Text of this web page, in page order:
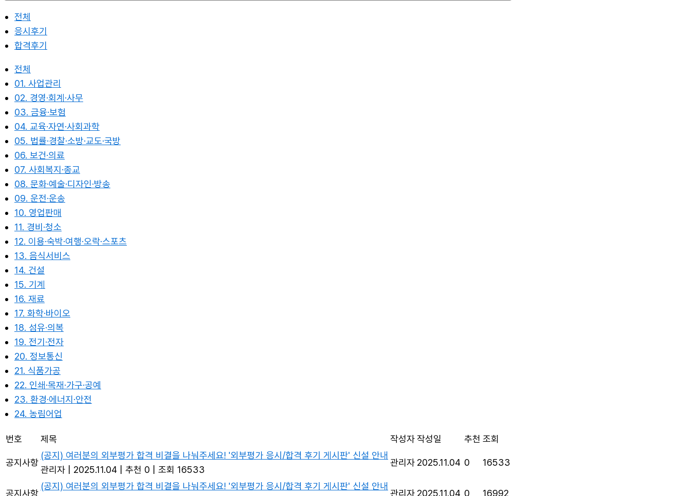
전체
응시후기
합격후기
전체
01. 사업관리
02. 경영·회계·사무
03. 금융·보험
04. 교육·자연·사회과학
05. 법률·경찰·소방·교도·국방
06. 보건·의료
07. 사회복지·종교
08. 문화·예술·디자인·방송
09. 운전·운송
10. 영업판매
11. 경비·청소
12. 이용·숙박·여행·오락·스포츠
13. 음식서비스
14. 건설
15. 기계
16. 재료
17. 화학·바이오
18. 섬유·의복
19. 전기·전자
20. 정보통신
21. 식품가공
22. 인쇄·목재·가구·공예
23. 환경·에너지·안전
24. 농림어업
번호 제목 작성자작성일 추천 조회
공지사항
(공지) 여러분의 외부평가 합격 비결을 나눠주세요! '외부평가 응시/합격 후기 게시판' 신설 안내
관리자
2025.11.04 추천 0 조회 16533
관리자 2025.11.04 0 16533
공지사항
(공지) 여러분의 외부평가 합격 비결을 나눠주세요! '외부평가 응시/합격 후기 게시판' 신설 안내
관리자 2025.11.04 0 16992